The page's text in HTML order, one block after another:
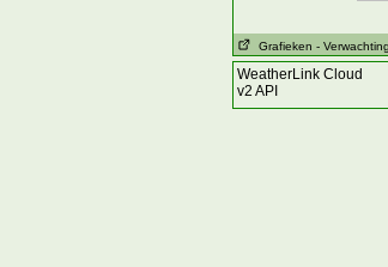
Grafieken - Verwachting
WeatherLink Cloud
v2 API